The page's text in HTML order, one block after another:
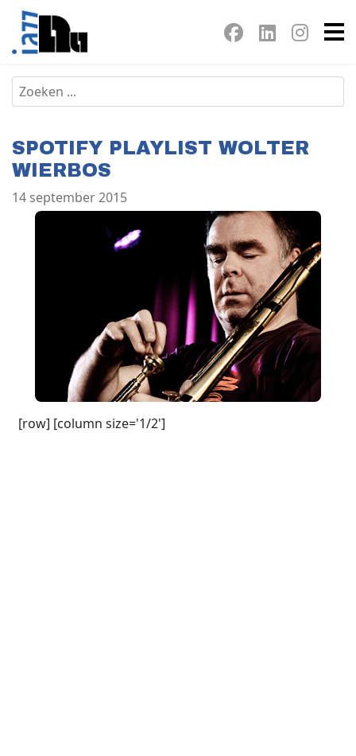
SPOTIFY PLAYLIST WOLTER
WIERBOS
14 september 2015
[row] [column size='1/2']